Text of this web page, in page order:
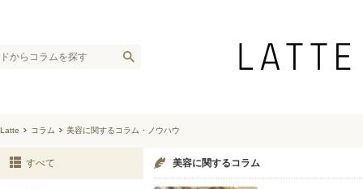
Latte コラム 美容に関するコラム・ノウハウ
すべて 美容に関するコラム